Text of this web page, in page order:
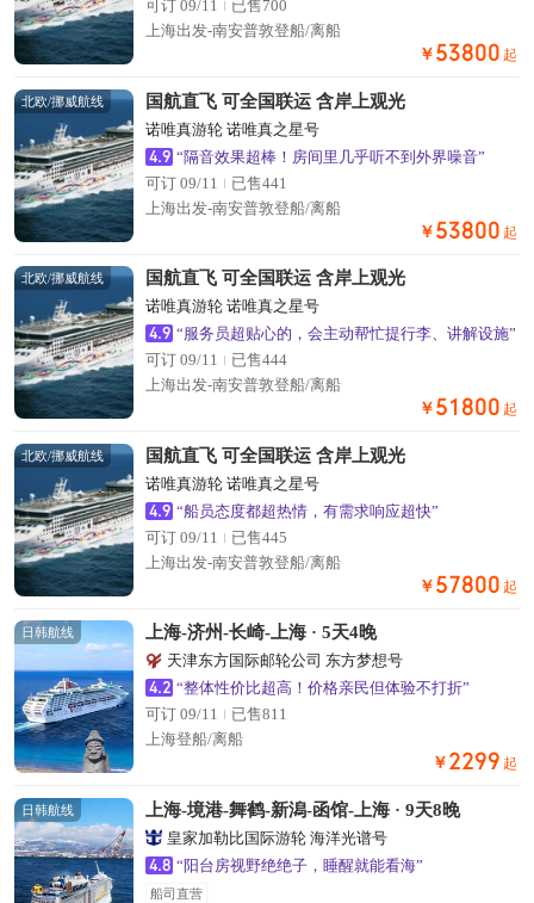
可订 09/11
已售700
上海出发-南安普敦登船/离船
￥ 53800 起
北欧/挪威航线 国航直飞 可全国联运 含岸上观光
诺唯真游轮 诺唯真之星号
4.9 “隔音效果超棒！房间里几乎听不到外界噪音”
可订 09/11
已售441
上海出发-南安普敦登船/离船
￥ 53800 起
北欧/挪威航线 国航直飞 可全国联运 含岸上观光
诺唯真游轮 诺唯真之星号
4.9 “服务员超贴心的，会主动帮忙提行李、讲解设施”
可订 09/11
已售444
上海出发-南安普敦登船/离船
￥ 51800 起
北欧/挪威航线 国航直飞 可全国联运 含岸上观光
诺唯真游轮 诺唯真之星号
4.9 “船员态度都超热情，有需求响应超快”
可订 09/11
已售445
上海出发-南安普敦登船/离船
￥ 57800 起
日韩航线 上海-济州-长崎-上海 · 5天4晚
天津东方国际邮轮公司 东方梦想号
4.2 “整体性价比超高！价格亲民但体验不打折”
可订 09/11
已售811
上海登船/离船
￥ 2299 起
日韩航线 上海-境港-舞鹤-新潟-函馆-上海 · 9天8晚
皇家加勒比国际游轮 海洋光谱号
4.8 “阳台房视野绝绝子，睡醒就能看海”
船司直营